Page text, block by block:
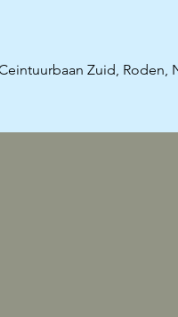
Zuid, Roden,